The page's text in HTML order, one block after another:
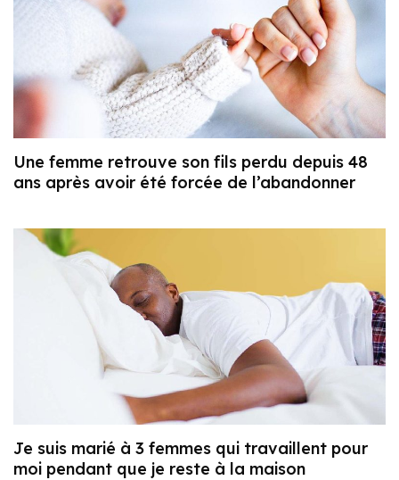
Une femme retrouve son fils perdu depuis 48
ans après avoir été forcée de l’abandonner
Je suis marié à 3 femmes qui travaillent pour
moi pendant que je reste à la maison